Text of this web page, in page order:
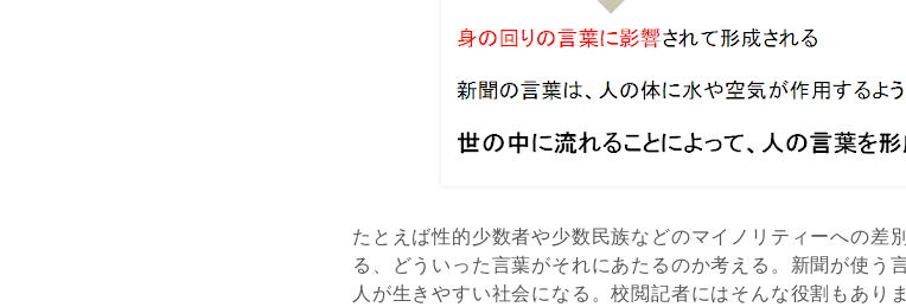
たとえば性的少数者や少数民族などのマイノリティーへの差
る、どういった言葉がそれにあたるのか考える。新聞が使う
人が生きやすい社会になる。校閲記者にはそんな役割もありま